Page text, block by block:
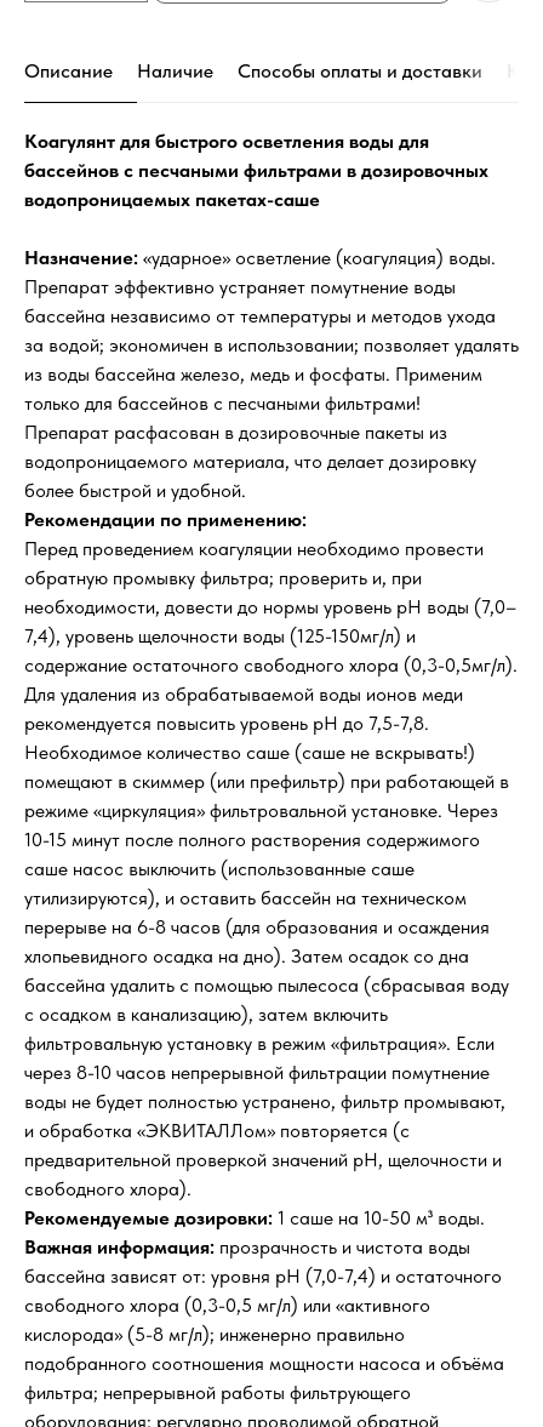
Описание Наличие Способы оплаты и доставки
Коагулянт для быстрого осветления воды для
бассейнов с песчаными фильтрами в дозировочных
водопроницаемых пакетах-саше
Назначение: «ударное» осветление (коагуляция) воды.
Препарат эффективно устраняет помутнение воды
бассейна независимо от температуры и методов ухода
за водой; экономичен в использовании; позволяет удалять
из воды бассейна железо, медь и фосфаты. Применим
только для бассейнов с песчаными фильтрами!
Препарат расфасован в дозировочные пакеты из
водопроницаемого материала, что делает дозировку
более быстрой и удобной.
Рекомендации по применению:
Перед проведением коагуляции необходимо провести
обратную промывку фильтра; проверить и, при
необходимости, довести до нормы уровень рН воды (7,0–
7,4), уровень щелочности воды (125-150мг/л) и
содержание остаточного свободного хлора (0,3-0,5мг/л).
Для удаления из обрабатываемой воды ионов меди
рекомендуется повысить уровень рН до 7,5-7,8.
Необходимое количество саше (саше не вскрывать!)
помещают в скиммер (или префильтр) при работающей в
режиме «циркуляция» фильтровальной установке. Через
10-15 минут после полного растворения содержимого
саше насос выключить (использованные саше
утилизируются), и оставить бассейн на техническом
перерыве на 6-8 часов (для образования и осаждения
хлопьевидного осадка на дно). Затем осадок со дна
бассейна удалить с помощью пылесоса (сбрасывая воду
с осадком в канализацию), затем включить
фильтровальную установку в режим «фильтрация». Если
через 8-10 часов непрерывной фильтрации помутнение
воды не будет полностью устранено, фильтр промывают,
и обработка «ЭКВИТАЛЛом» повторяется (с
предварительной проверкой значений рН, щелочности и
свободного хлора).
Рекомендуемые дозировки: 1 саше на 10-50 м³ воды.
Важная информация: прозрачность и чистота воды
бассейна зависят от: уровня рН (7,0-7,4) и остаточного
свободного хлора (0,3-0,5 мг/л) или «активного
кислорода» (5-8 мг/л); инженерно правильно
подобранного соотношения мощности насоса и объёма
фильтра; непрерывной работы фильтрующего
оборудования; регулярно проводимой обратной